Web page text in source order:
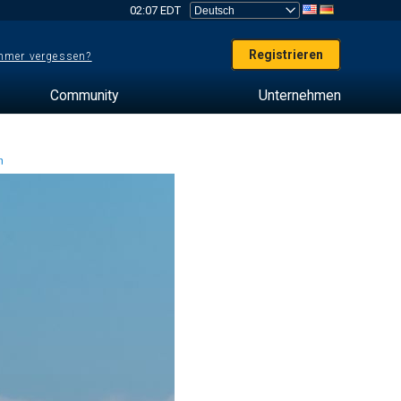
02:07 EDT
vergessen? Registrieren
Community Unternehmen